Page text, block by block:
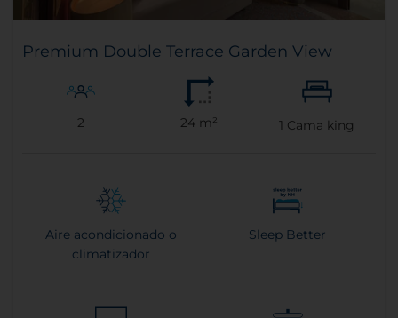
Premium Double Terrace Garden View
2 24 m² 1 Cama king
Aire acondicionado o
climatizador
Sleep Better